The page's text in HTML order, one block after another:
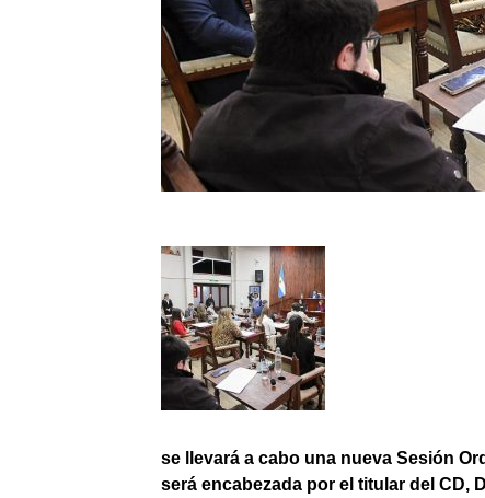
se llevará a cabo una nueva Sesión
será encabezada por el titular del CD,